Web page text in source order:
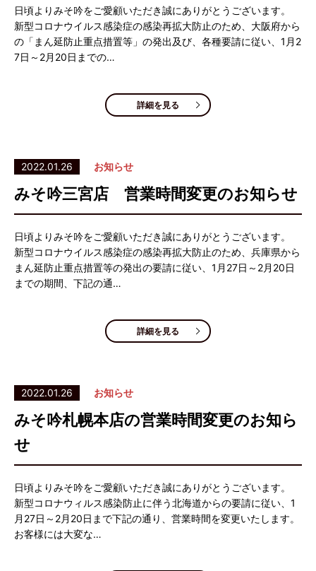
日頃よりみそ吟をご愛顧いただき誠にありがとうございます。
新型コロナウイルス感染症の感染再拡大防止のため、大阪府から
の「まん延防止重点措置等」の発出及び、各種要請に従い、1月2
7日～2月20日までの…
詳細を見る
2022.01.26 お知らせ
みそ吟三宮店 営業時間変更のお知らせ
日頃よりみそ吟をご愛顧いただき誠にありがとうございます。
新型コロナウイルス感染症の感染再拡大防止のため、兵庫県から
まん延防止重点措置等の発出の要請に従い、1月27日～2月20日
までの期間、下記の通…
詳細を見る
2022.01.26 お知らせ
みそ吟札幌本店の営業時間変更のお知ら
せ
日頃よりみそ吟をご愛顧いただき誠にありがとうございます。
新型コロナウィルス感染防止に伴う北海道からの要請に従い、1
月27日～2月20日まで下記の通り、営業時間を変更いたします。
お客様には大変な…